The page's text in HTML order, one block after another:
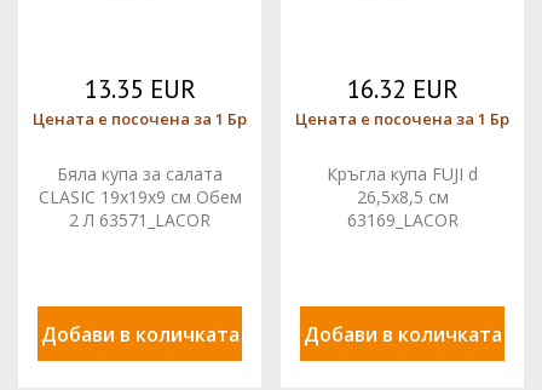
13.35 EUR
Цената е посочена за 1 Бр
Бяла купа за салата
CLASIC 19x19x9 см Обем
2 Л 63571_LACOR
Добави в количката
16.32 EUR
Цената е посочена за 1 Бр
Кръгла купа FUJI d
26,5x8,5 см
63169_LACOR
Добави в количката